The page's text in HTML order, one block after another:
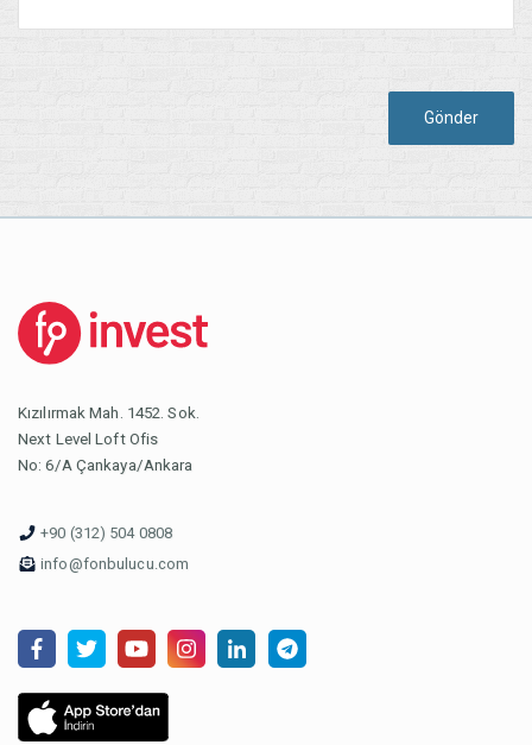
Gönder
Kızılırmak Mah. 1452. Sok.
Next Level Loft Ofis
No: 6/A Çankaya/Ankara
+90 (312) 504 0808
info@fonbulucu.com